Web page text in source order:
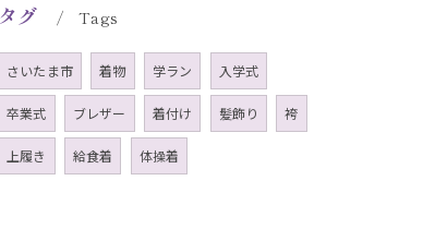
タグ Tags
さいたま市 着物 学ラン 入学式
卒業式 ブレザー 着付け 髪飾り 袴
上履き 給食着 体操着